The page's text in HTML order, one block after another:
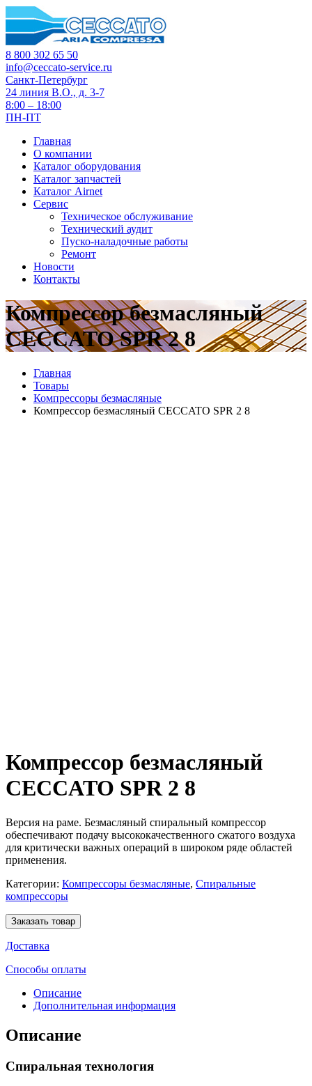
8 800 302 65 50
info@ceccato-service.ru
Санкт-Петербург
24 линия В.О., д. 3-7
8:00 – 18:00
ПН-ПТ
Главная
О компании
Каталог оборудования
Каталог запчастей
Каталог Airnet
Сервис
Техническое обслуживание
Технический аудит
Пуско-наладочные работы
Ремонт
Новости
Контакты
Компрессор безмасляный
CECCATO SPR 2 8
Главная
Товары
Компрессоры безмасляные
Компрессор безмасляный CECCATO SPR 2 8
Компрессор безмасляный
CECCATO SPR 2 8
Версия на раме. Безмасляный спиральный компрессор
обеспечивают подачу высококачественного сжатого воздуха
для критически важных операций в широком ряде областей
применения.
Категории: Компрессоры безмасляные, Спиральные
компрессоры
Заказать товар
Доставка
Способы оплаты
Описание
Дополнительная информация
Описание
Спиральная технология